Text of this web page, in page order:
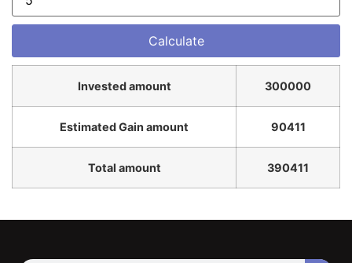
Invested amount 300000
Estimated Gain amount 90411
Total amount 390411